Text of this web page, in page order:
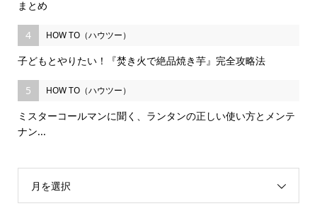
まとめ
4 HOW TO（ハウツー）
子どもとやりたい！『焚き火で絶品焼き芋』完全攻略法
5 HOW TO（ハウツー）
ミスターコールマンに聞く、ランタンの正しい使い方とメンテ
ナン...
月を選択